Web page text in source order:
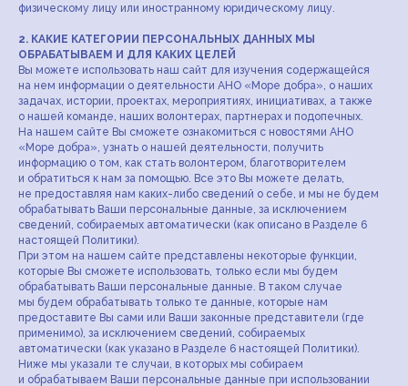
физическому лицу или иностранному юридическому лицу.
2. КАКИЕ КАТЕГОРИИ ПЕРСОНАЛЬНЫХ ДАННЫХ МЫ
ОБРАБАТЫВАЕМ И ДЛЯ КАКИХ ЦЕЛЕЙ
Вы можете использовать наш сайт для изучения содержащейся
на нем информации о деятельности АНО «Море добра», о наших
задачах, истории, проектах, мероприятиях, инициативах, а также
о нашей команде, наших волонтерах, партнерах и подопечных.
На нашем сайте Вы сможете ознакомиться с новостями АНО
«Море добра», узнать о нашей деятельности, получить
информацию о том, как стать волонтером, благотворителем
и обратиться к нам за помощью. Все это Вы можете делать,
не предоставляя нам каких-либо сведений о себе, и мы не будем
обрабатывать Ваши персональные данные, за исключением
сведений, собираемых автоматически (как описано в Разделе 6
настоящей Политики).
При этом на нашем сайте представлены некоторые функции,
которые Вы сможете использовать, только если мы будем
обрабатывать Ваши персональные данные. В таком случае
мы будем обрабатывать только те данные, которые нам
предоставите Вы сами или Ваши законные представители (где
применимо), за исключением сведений, собираемых
автоматически (как указано в Разделе 6 настоящей Политики).
Ниже мы указали те случаи, в которых мы собираем
и обрабатываем Ваши персональные данные при использовании